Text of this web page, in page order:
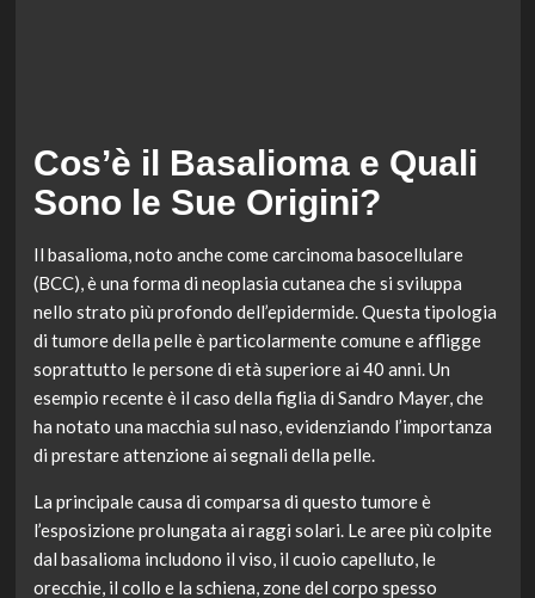
Cos’è il Basalioma e Quali
Sono le Sue Origini?
Il basalioma, noto anche come carcinoma basocellulare
(BCC), è una forma di neoplasia cutanea che si sviluppa
nello strato più profondo dell’epidermide. Questa tipologia
di tumore della pelle è particolarmente comune e affligge
soprattutto le persone di età superiore ai 40 anni. Un
esempio recente è il caso della figlia di Sandro Mayer, che
ha notato una macchia sul naso, evidenziando l’importanza
di prestare attenzione ai segnali della pelle.
La principale causa di comparsa di questo tumore è
l’esposizione prolungata ai raggi solari. Le aree più colpite
dal basalioma includono il viso, il cuoio capelluto, le
orecchie, il collo e la schiena, zone del corpo spesso